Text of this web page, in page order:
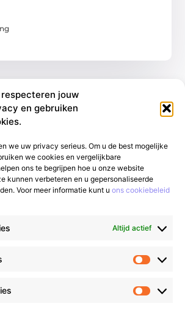
jouw
en gebruiken
we uw privacy serieus. Om u de best mogelijke
we cookies en vergelijkbare
ons te begrijpen hoe u onze website
kunnen verbeteren en u gepersonaliseerde
Voor meer informatie kunt u ons cookiebeleid
Altijd actief
tot bijzonder – lees het op
te bieden heeft.